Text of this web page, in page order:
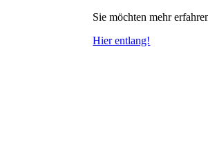
Sie möchten mehr
Hier entlang!